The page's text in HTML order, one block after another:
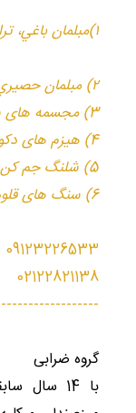
١)مبلمان باغي، تراس ويلايي، محوطه باز و روف گاردن
٢) مبلمان حصيري، فلزي، رويه چوب و آلومينيوم دايكاست
3) مجسمه های سنگی فرشته و زن رومی
4) هیزم های دکوری و سوزاندنی
5) شلنگ جم کن های اتوماتیک 20 متری دیواری
6) سنگ های قلوه ای تزئینی
09123226533
02122821138
گروه ضرابی
با 14